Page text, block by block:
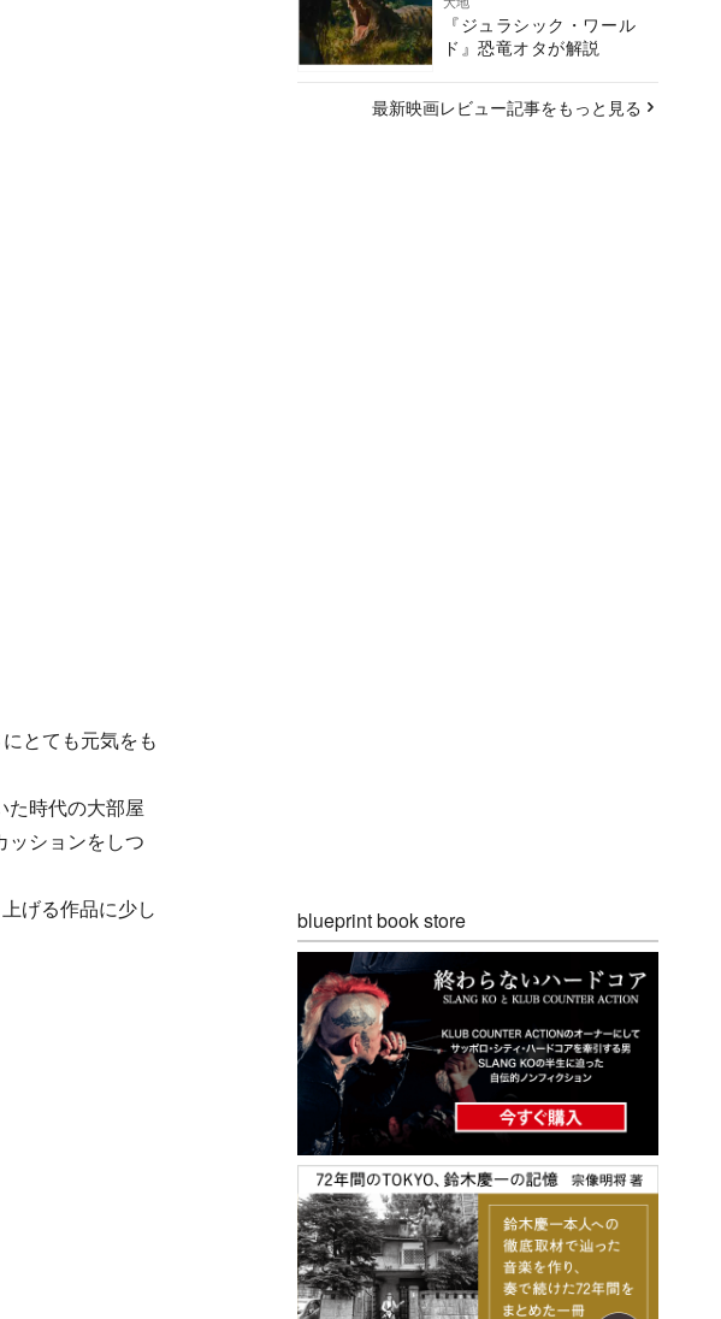
とても元気をも
た時代の大部屋
ッションをしつ
げる作品に少し
『ジュラシック・ワール
ド』恐竜オタが解説
最新映画レビュー記事をもっと見る
blueprint book store